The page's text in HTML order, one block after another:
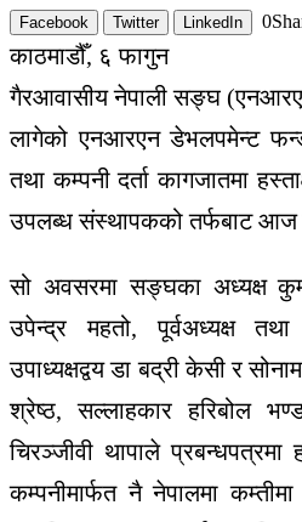
Facebook Twitter LinkedIn 0
काठमाडौँ, ६ फागुन
गैरआवासीय नेपाली सङ्घ
लागेको एनआरएन डेभलपमेन्ट
तथा कम्पनी दर्ता कागजातमा
उपलब्ध संस्थापकको तर्फबाट आज
सो अवसरमा सङ्घका अध्यक्ष
उपेन्द्र महतो, पूर्वअध्यक्ष
उपाध्यक्षद्वय डा बद्री केसी र
श्रेष्ठ, सल्लाहकार हरिबोल
चिरञ्जीवी थापाले प्रबन्धपत्रमा
कम्पनीमार्फत नै नेपालमा